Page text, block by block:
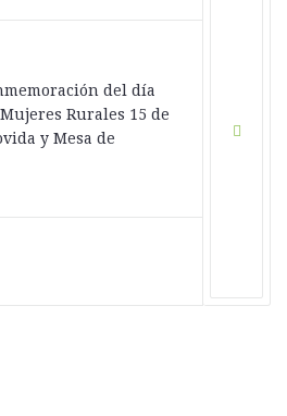
del día
Rurales 15 de
y Mesa de